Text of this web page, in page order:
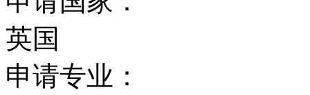
个研究生授课课程；大
博士（DPhil）学位的学
英国
申请专业：